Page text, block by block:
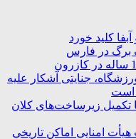
کلید خورد
برگ در فارس
جنایتی آشکار علیه
است
تکمیل زیرساخت‌های کلان
امنایی اماکن تاریخی